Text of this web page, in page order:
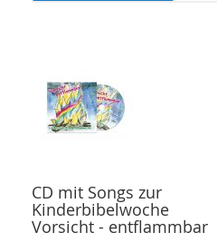
CD mit Songs zur
Kinderbibelwoche
Vorsicht - entflammbar